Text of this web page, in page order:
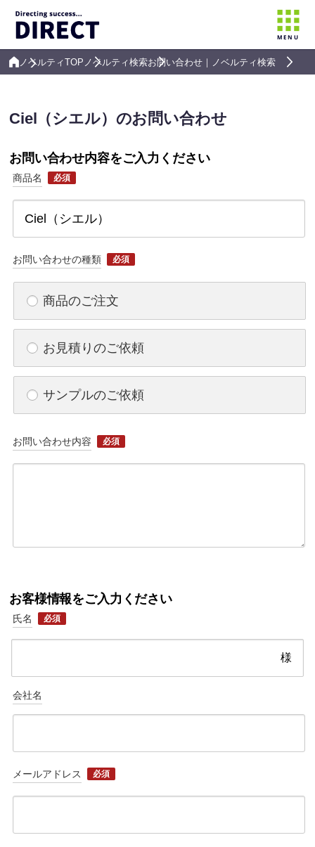
MENU
ノベルティTOP ノベルティ検索お問い合わせ｜ノベルティ検索
Ciel（シエル）のお問い合わせ
お問い合わせ内容をご入力ください
商品名 必須
お問い合わせの種類 必須
商品のご注文
お見積りのご依頼
サンプルのご依頼
お問い合わせ内容 必須
お客様情報をご入力ください
氏名 必須
様
会社名
メールアドレス 必須